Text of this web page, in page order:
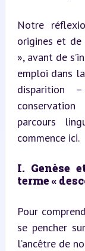
Notre
origines et
», avant de
emploi dans
disparition
parcours
commence ici.
I. Genèse
terme «
Pour
se pencher